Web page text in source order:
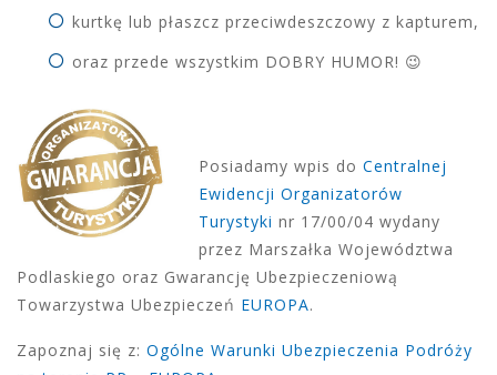
kurtkę lub płaszcz przeciwdeszczowy z kapturem,
oraz przede wszystkim DOBRY HUMOR! 😉
Posiadamy wpis do Centralnej
Ewidencji Organizatorów
Turystyki nr 17/00/04 wydany
przez Marszałka Województwa
Podlaskiego oraz Gwarancję Ubezpieczeniową
Towarzystwa Ubezpieczeń EUROPA.
Zapoznaj się z: Ogólne Warunki Ubezpieczenia Podróży